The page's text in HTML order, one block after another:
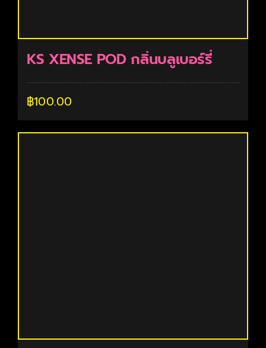
KS XENSE POD กลิ่นบลูเบอร์รี่
฿100.00